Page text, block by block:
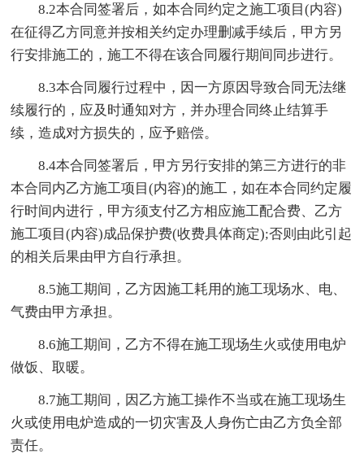
8.2本合同签署后，如本合同约定之施工项目(内容)
在征得乙方同意并按相关约定办理删减手续后，甲方另
行安排施工的，施工不得在该合同履行期间同步进行。
8.3本合同履行过程中，因一方原因导致合同无法继
续履行的，应及时通知对方，并办理合同终止结算手
续，造成对方损失的，应予赔偿。
8.4本合同签署后，甲方另行安排的第三方进行的非
本合同内乙方施工项目(内容)的施工，如在本合同约定履
行时间内进行，甲方须支付乙方相应施工配合费、乙方
施工项目(内容)成品保护费(收费具体商定);否则由此引起
的相关后果由甲方自行承担。
8.5施工期间，乙方因施工耗用的施工现场水、电、
气费由甲方承担。
8.6施工期间，乙方不得在施工现场生火或使用电炉
做饭、取暖。
8.7施工期间，因乙方施工操作不当或在施工现场生
火或使用电炉造成的一切灾害及人身伤亡由乙方负全部
责任。